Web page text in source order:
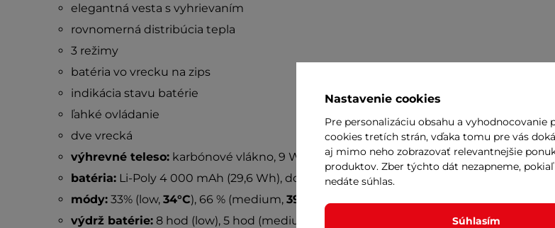
elegantná vesta s vyhrievaním
rovnomerná distribúcia tepla
3 režimy
batéria vo vrecku na zips
indikácia stavu batérie
ľahké ovládanie
dve vrecká
výhrevné teleso:karbónové vlákno, 9 W
batéria:Li-Poly 4 000 mAh (29,6 Wh), dobíjacia
módy:33% (low, 34°C), 66 % (medium, 39°C
výdrž batérie:8 hod (low), 5 hod (medium), 3 hod (high)
Nastavenie cookies
Pre personalizáciu obsahu a vyhodnocovanie
cookies tretích strán, vďaka tomu pre vás
aj mimo neho zobrazovať relevantnejšie
produktov. Zber týchto dát nezapneme,
nedáte súhlas.
Súhlasím